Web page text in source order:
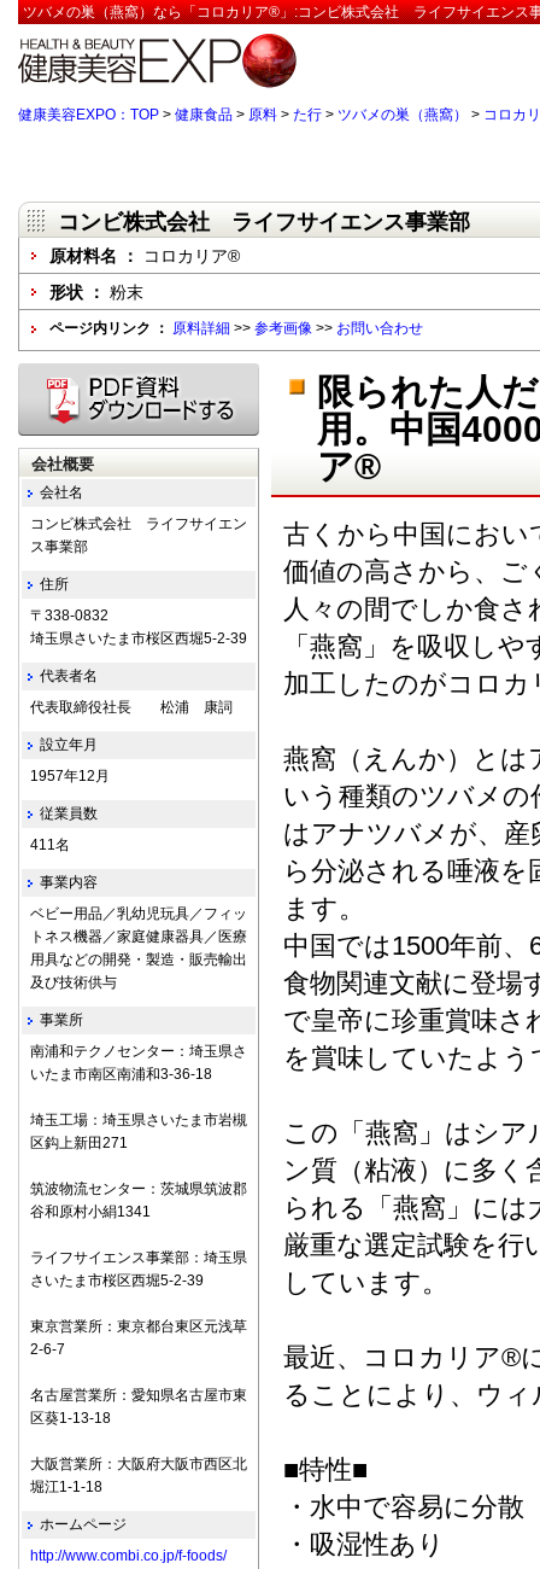
ツバメの巣（燕窩）なら「コロカリア®」:コンビ株式会社 ライフサイエンス
健康美容EXPO：TOP > 健康食品 > 原料 > た行 > ツバメの巣（燕窩） > コロカ
コンビ株式会社 ライフサイエンス事業部
原材料名 ：
コロカリア®
形状 ： 粉末
ページ内リンク ： 原料詳細 >> 参考画像 >> お問い合わせ
限られた人
用。中国
ア®
古くから中国におい
価値の高さから、ご
人々の間でしか食
「燕窩」を吸収し
加工したのがコロ
燕窩（えんか）とは
いう種類のツバメの
はアナツバメが、産
ら分泌される唾液
ます。
中国では1500年前
食物関連文献に登場
で皇帝に珍重賞味さ
を賞味していたよう
この「燕窩」はシ
ン質（粘液）に多
られる「燕窩」に
厳重な選定試験を行
しています。
最近、コロカリア®
ることにより、ウ
■特性■
・水中で容易に分散
・吸湿性あり
会社概要
会社名
コンビ株式会社 ライフサイエン
ス事業部
住所
〒338-0832
埼玉県さいたま市桜区西堀5-2-39
代表者名
代表取締役社長 松浦 康詞
設立年月
1957年12月
従業員数
411名
事業内容
ベビー用品／乳幼児玩具／フィッ
トネス機器／家庭健康器具／医療
用具などの開発・製造・販売輸出
及び技術供与
事業所
南浦和テクノセンター：埼玉県さ
いたま市南区南浦和3-36-18
埼玉工場：埼玉県さいたま市岩槻
区鈎上新田271
筑波物流センター：茨城県筑波郡
谷和原村小絹1341
ライフサイエンス事業部：埼玉県
さいたま市桜区西堀5-2-39
東京営業所：東京都台東区元浅草
2-6-7
名古屋営業所：愛知県名古屋市東
区葵1-13-18
大阪営業所：大阪府大阪市西区北
堀江1-1-18
ホームページ
http://www.combi.co.jp/f-foods/